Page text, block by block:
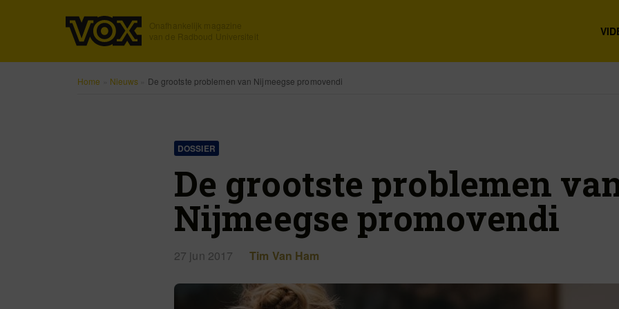
Home Nieuws De grootste problemen van Nijmeegse promovendi
DOSSIER
De grootste problemen
Nijmeegse promovendi
27 jun 2017 Tim Van Ham